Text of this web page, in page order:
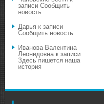
записи Сообщить
новость
Дарья к записи
Сообщить новость
Иванова Валентина
Леонидовнак записи
Здесь пишется наша
история